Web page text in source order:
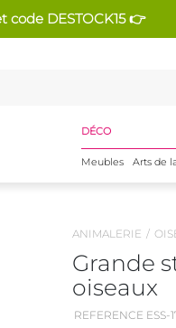
code DESTOCK15 👉
DÉCO
Meubles Arts de
ANIMALERIE
Grande
oiseaux
REFERENCE ESS-